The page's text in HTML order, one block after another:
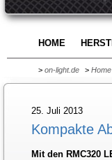
HOME
> on-light.de > Home
25. Juli 2013
Kompakte
Mit den RMC320